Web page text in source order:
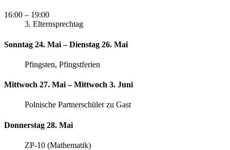
16:00 – 19:00
3. Elternsprechtag
Sonntag 24. Mai – Dienstag 26. Mai
Pfingsten, Pfingstferien
Mittwoch 27. Mai – Mittwoch 3. Juni
Polnische Partnerschüler zu Gast
Donnerstag 28. Mai
ZP-10 (Mathematik)